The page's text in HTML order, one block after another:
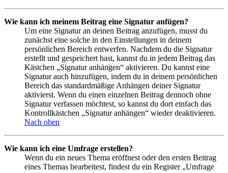
Wie kann ich meinem Beitrag eine Signatur anfügen?
Um eine Signatur an deinen Beitrag anzufügen, musst du
zunächst eine solche in den Einstellungen in deinem
persönlichen Bereich entwerfen. Nachdem du die Signatur
erstellt und gespeichert hast, kannst du in jedem Beitrag das
Kästchen „Signatur anhängen“ aktivieren. Du kannst eine
Signatur auch hinzufügen, indem du in deinem persönlichen
Bereich das standardmäßige Anhängen deiner Signatur
aktivierst. Wenn du einen einzelnen Beitrag dennoch ohne
Signatur verfassen möchtest, so kannst du dort einfach das
Kontrollkästchen „Signatur anhängen“ wieder deaktivieren.
Nach oben
Wie kann ich eine Umfrage erstellen?
Wenn du ein neues Thema eröffnest oder den ersten Beitrag
eines Themas bearbeitest, findest du ein Register „Umfrage